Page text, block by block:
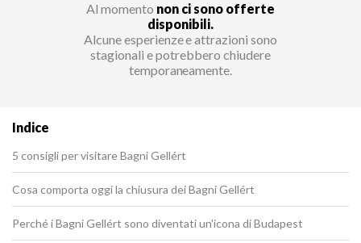
Al momento non ci sono offerte
disponibili.
Alcune esperienze e attrazioni sono
stagionali e potrebbero chiudere
temporaneamente.
Indice
5 consigli per visitare Bagni Gellért
Cosa comporta oggi la chiusura dei Bagni Gellért
Perché i Bagni Gellért sono diventati un'icona di Budapest